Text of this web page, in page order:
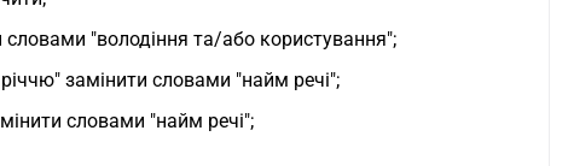
"володіння та/або користування";
замінити словами "найм речі";
словами "найм речі";